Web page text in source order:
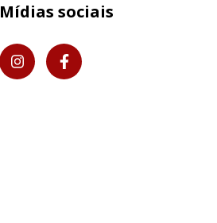
Mídias sociais